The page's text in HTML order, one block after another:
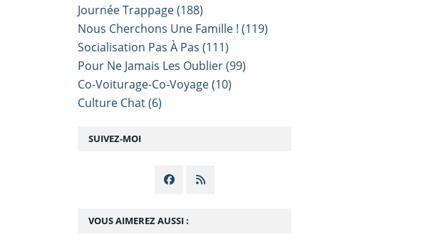
SUIVEZ-MOI
VOUS AIMEREZ AUSSI :
Journée Trappage(188)
Nous Cherchons Une Famille ! (119)
Socialisation Pas À Pas (111)
Pour Ne Jamais Les Oublier(99)
Co-Voiturage-Co-Voyage(10)
Culture Chat(6)